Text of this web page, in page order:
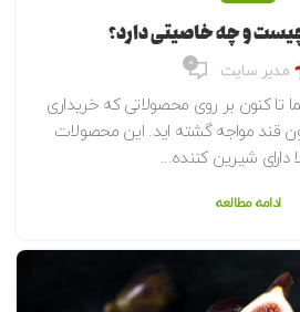
و چه خاصیتی دارد؟
مدیر سایت 0
کنون بر روی محصولاتی که خریداری
قند مواجه گشته اید. این محصولات
دارای شیرین کننده...
ادامه مطالعه